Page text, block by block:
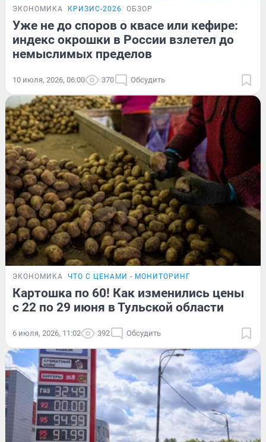
ЭКОНОМИКА КРИЗИС-2026 ОБЗОР
Уже не до споров о квасе или кефире:
индекс окрошки в России взлетел до
немыслимых пределов
10 июля, 2026, 06:00 370 Обсудить
ЭКОНОМИКА ЧТО С ЦЕНАМИ - МОНИТОРИНГ
Картошка по 60! Как изменились цены
с 22 по 29 июня в Тульской области
6 июля, 2026, 11:02 392 Обсудить